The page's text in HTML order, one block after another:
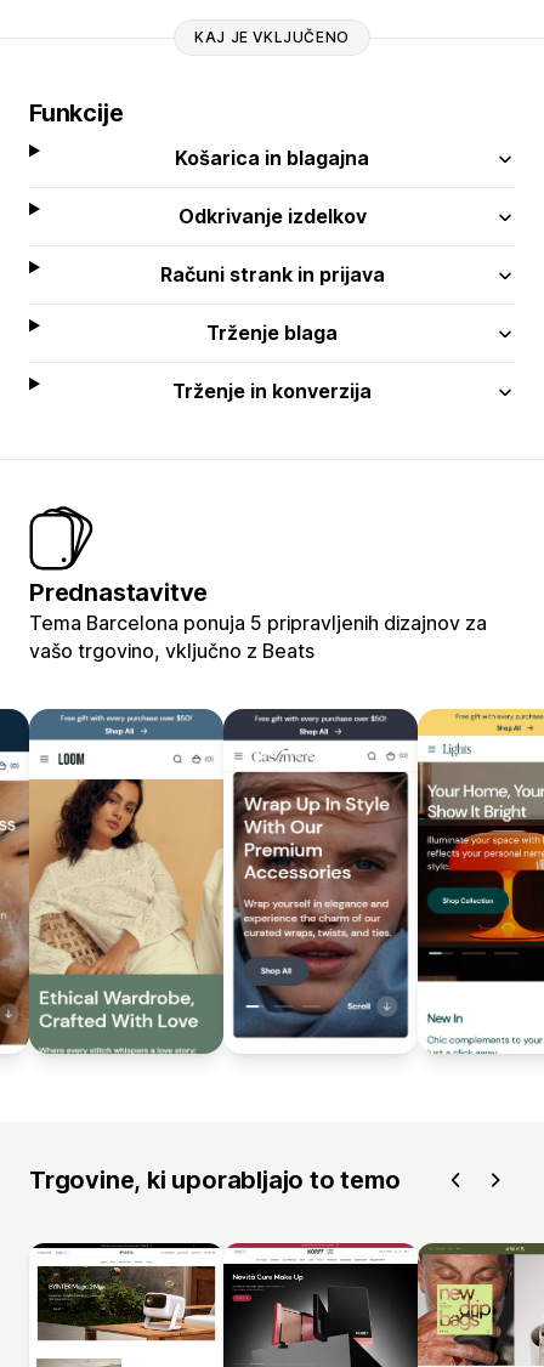
KAJ JE VKLJUČENO
Funkcije
Košarica in blagajna
Odkrivanje izdelkov
Računi strank in prijava
Trženje blaga
Trženje in konverzija
Prednastavitve
Tema Barcelona ponuja 5 pripravljenih dizajnov za
vašo trgovino, vključno z Beats
Trgovine, ki uporabljajo to temo